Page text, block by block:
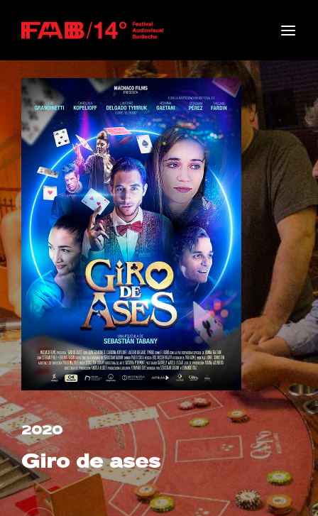
2020
Giro de ases
Press Enter / Return to begin your search or hit
ESC to close
Username or Email Address
Password
SIGN IN
Remember Me
Lost Your Password?